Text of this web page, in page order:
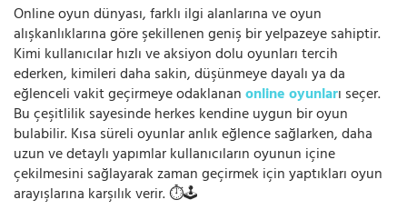
Online oyun dünyası, farklı ilgi alanlarına ve oyun
alışkanlıklarına göre şekillenen geniş bir yelpazeye sahiptir.
Kimi kullanıcılar hızlı ve aksiyon dolu oyunları tercih
ederken, kimileri daha sakin, düşünmeye dayalı ya da
eğlenceli vakit geçirmeye odaklananonline oyunları seçer.
Bu çeşitlilik sayesinde herkes kendine uygun bir oyun
bulabilir. Kısa süreli oyunlar anlık eğlence sağlarken, daha
uzun ve detaylı yapımlar kullanıcıların oyunun içine
çekilmesini sağlayarak zaman geçirmek için yaptıkları oyun
arayışlarına karşılık verir. ⏱️🕹️